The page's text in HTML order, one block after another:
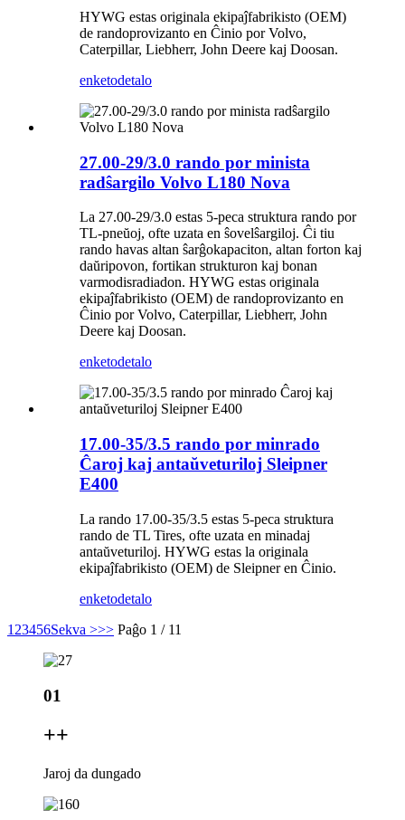
HYWG estas originala ekipaĵfabrikisto (OEM)
de randoprovizanto en Ĉinio por Volvo,
Caterpillar, Liebherr, John Deere kaj Doosan.
enketodetalo
27.00-29/3.0 rando por minista
radŝargilo Volvo L180 Nova
La 27.00-29/3.0 estas 5-peca struktura rando por
TL-pneŭoj, ofte uzata en ŝovelŝargiloj. Ĉi tiu
rando havas altan ŝarĝokapaciton, altan forton kaj
daŭripovon, fortikan strukturon kaj bonan
varmodisradiadon. HYWG estas originala
ekipaĵfabrikisto (OEM) de randoprovizanto en
Ĉinio por Volvo, Caterpillar, Liebherr, John
Deere kaj Doosan.
enketodetalo
17.00-35/3.5 rando por minrado
Ĉaroj kaj antaŭveturiloj Sleipner
E400
La rando 17.00-35/3.5 estas 5-peca struktura
rando de TL Tires, ofte uzata en minadaj
antaŭveturiloj. HYWG estas la originala
ekipaĵfabrikisto (OEM) de Sleipner en Ĉinio.
enketodetalo
1 23456Sekva >>> Paĝo 1 / 11
01
++
Jaroj da dungado